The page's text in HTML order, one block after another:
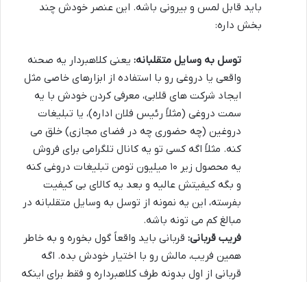
باید قابل لمس و بیرونی باشه. این عنصر خودش چند
بخش داره:
توسل به وسایل متقلبانه: یعنی کلاهبردار یه صحنه
واقعی یا دروغی رو با استفاده از ابزارهای خاصی مثل
ایجاد شرکت های قلابی، معرفی کردن خودش با یه
سمت دروغی (مثلاً رئیس فلان اداره)، یا تبلیغات
دروغین (چه حضوری چه در فضای مجازی) خلق می
کنه. مثلاً اگه کسی تو یه کانال تلگرامی برای فروش
یه محصول زیر ۱۰ میلیون تومن تبلیغات دروغی کنه
و بگه کیفیتش عالیه و بعد یه کالای بی کیفیت
بفرسته، این یه نمونه از توسل به وسایل متقلبانه در
مبالغ کم می تونه باشه.
فریب قربانی: قربانی باید واقعاً گول بخوره و به خاطر
همین فریب، مالش رو با اختیار خودش بده. اگه
قربانی از اول بدونه طرف کلاهبرداره و فقط برای اینکه